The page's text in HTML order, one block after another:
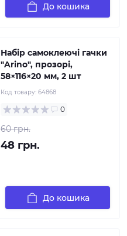
До кошика
Набір самоклеючі гачки
"Arino", прозорі,
58×116×20 мм, 2 шт
Код товару: 64868
0
60 грн.
48 грн.
До кошика